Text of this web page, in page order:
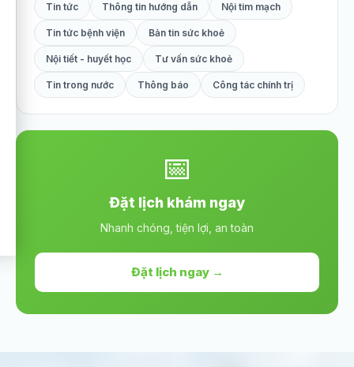
Tin tức Thông tin hướng dẫn Nội tim mạch
Tin tức bệnh viện Bản tin sức khoẻ
Nội tiết - huyết học Tư vấn sức khoẻ
Tin trong nước Thông báo Công tác chính trị
📅
Đặt lịch khám ngay
Nhanh chóng, tiện lợi, an toàn
Đặt lịch ngay →